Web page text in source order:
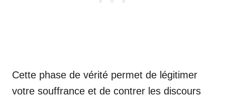
Cette phase de vérité permet de légitimer
votre souffrance et de contrer les discours